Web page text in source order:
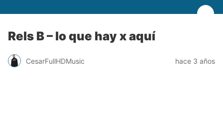
Rels B – lo que hay x aquí
CesarFullHDMusic hace 3 años